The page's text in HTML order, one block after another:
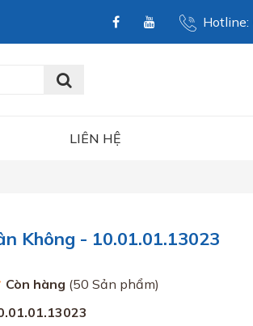
Hotline:
LIÊN HỆ
Không - 10.01.01.13023
Còn hàng (50 Sản phẩm)